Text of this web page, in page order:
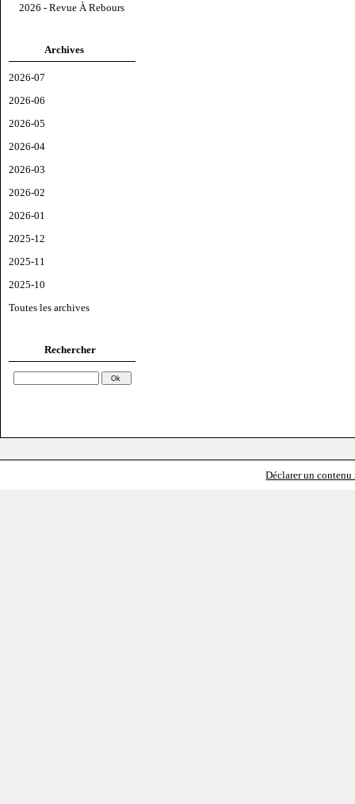
2026 - Revue À Rebours
Archives
2026-07
2026-06
2026-05
2026-04
2026-03
2026-02
2026-01
2025-12
2025-11
2025-10
Toutes les archives
Rechercher
Déclarer un